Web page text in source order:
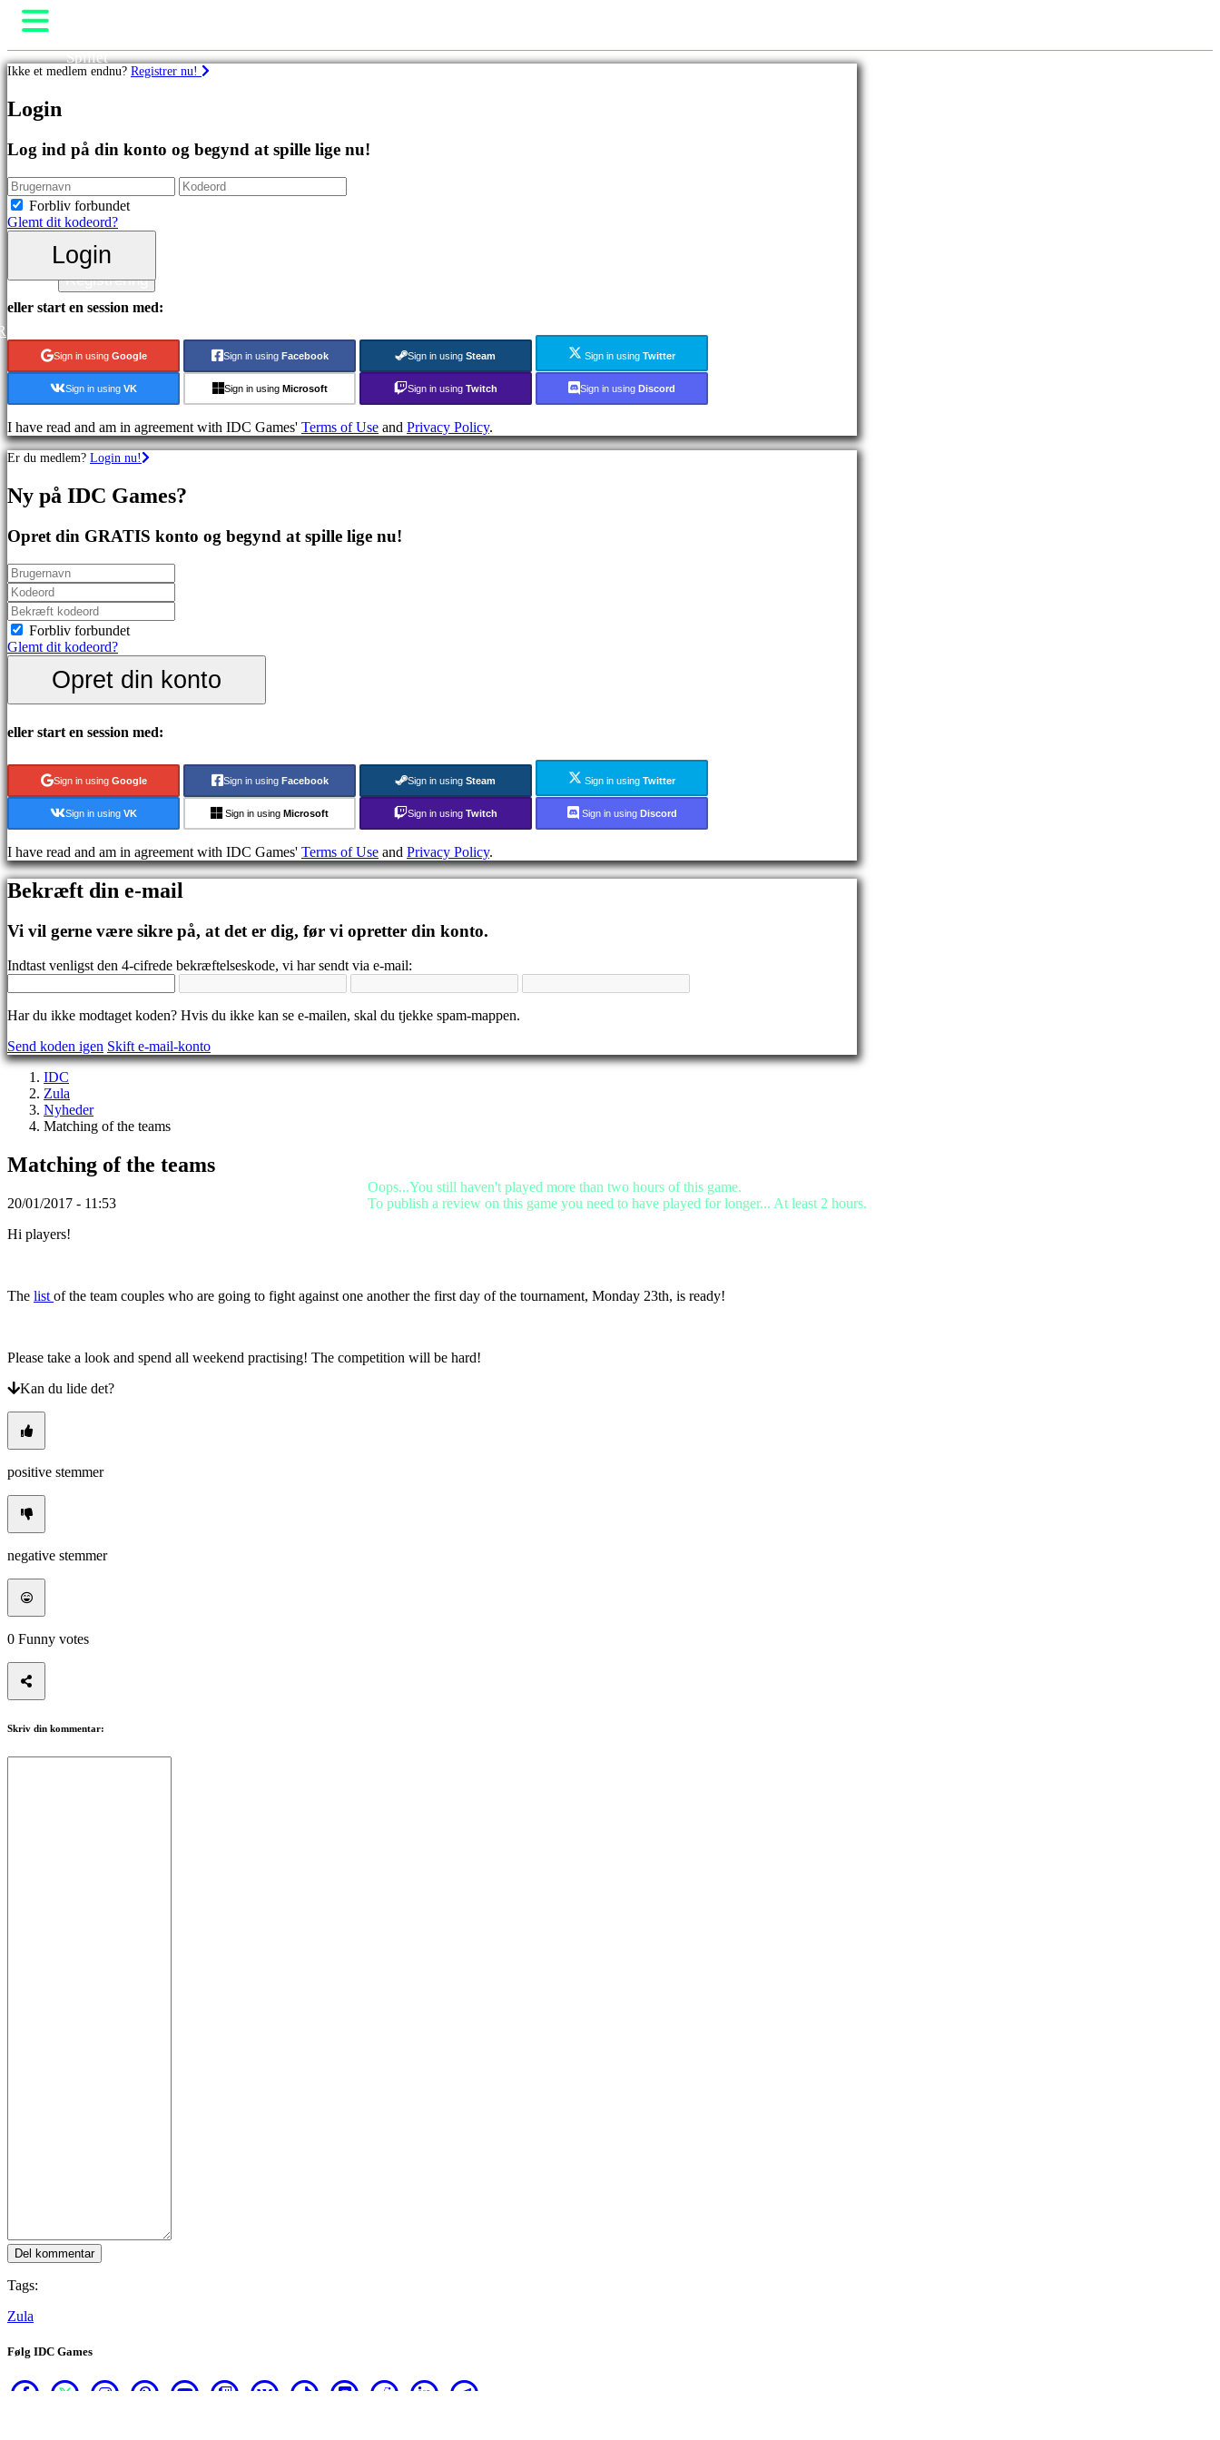
Featured
spil
Nye
udgivelser
Gratis
at
Kategorier
Eventyrspil
MMO
spil
RPG
Sportsspil
Skydespil
Racing
Casual
Indie
Simulation
games
games
Fighting
games
Fællesskab
Spil
events
Nyheder
Medier
Fora
IDC
Gifts
Support
Registrering
Login
Glemt
dit
kodeord?
sprog
BS
CS
DA
EN
HR
JA
PT
SV
TH
UK
ZH
Spillet
Gameplay
events
Spillet
Gameplay
Guides
Fora
Butik
Login
Registrering
Ikke et medlem endnu? Registrer nu!
Login
Log ind på din konto og begynd at spille lige nu!
Forbliv forbundet
Glemt dit kodeord?
Login
eller start en session med:
Sign in using Google Sign in using Facebook Sign in using Steam Sign in using Twitter
Sign in using VK Sign in using Microsoft Sign in using Twitch Sign in using Discord
I have read and am in agreement with IDC Games' Terms of Use and Privacy Policy.
Er du medlem? Login nu!
Ny på IDC Games?
Opret din GRATIS konto og begynd at spille lige nu!
Forbliv forbundet
Glemt dit kodeord?
Opret din konto
eller start en session med:
Sign in using Google Sign in using Facebook Sign in using Steam Sign in using Twitter
Sign in using VK Sign in using Microsoft Sign in using Twitch Sign in using Discord
I have read and am in agreement with IDC Games' Terms of Use and Privacy Policy.
Bekræft din e-mail
Vi vil gerne være sikre på, at det er dig, før vi opretter din konto.
Indtast venligst den 4-cifrede bekræftelseskode, vi har sendt via e-mail:
Har du ikke modtaget koden? Hvis du ikke kan se e-mailen, skal du tjekke spam-mappen.
Send koden igen Skift e-mail-konto
IDC
Zula
Nyheder
Matching of the teams
Matching of the teams
20/01/2017 - 11:53
Hi players!
The list of the team couples who are going to fight against one another the first day of the tournament, Monday 23th, is ready!
Please take a look and spend all weekend practising! The competition will be hard!
Kan du lide det?
positive stemmer
negative stemmer
0 Funny votes
Skriv din kommentar:
Del kommentar
Oops...You still haven't played more than two hours of this game.
To publish a review on this game you need to have played for longer... At least 2 hours.
Tags:
Zula
Følg IDC Games